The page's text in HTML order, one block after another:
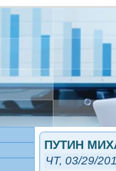
ПУТИН
ЧТ, 03/29/